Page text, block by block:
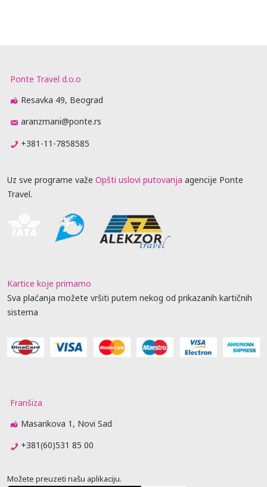
Ponte Travel d.o.o
Resavka 49, Beograd
aranzmani@ponte.rs
+381-11-7858585
Uz sve programe važe Opšti uslovi putovanja agencije Ponte
Travel.
Kartice koje primamo
Sva plaćanja možete vršiti putem nekog od prikazanih kartičnih
sistema
Franšiza
Masarikova 1, Novi Sad
+381(60)531 85 00
Možete preuzeti našu aplikaciju.